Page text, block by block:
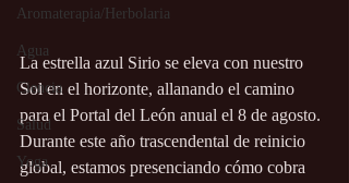
Aromaterapia/Herbolaria
Agua
Ciencia
Salud
Yoga
La estrella azul Sirio se eleva con nuestro
Sol en el horizonte, allanando el camino
para el Portal del León anual el 8 de agosto.
Durante este año trascendental de reinicio
global, estamos presenciando cómo cobra